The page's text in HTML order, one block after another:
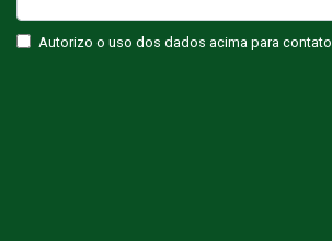
Autorizo o uso dos dados acima para contato.